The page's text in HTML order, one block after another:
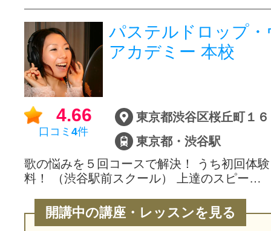
パステルドロップ
アカデミー 本校
4.66
口コミ 4件
東京都・渋谷駅
歌の悩みを５回コースで解決！ うち初回体
料！ （渋谷駅前スクール） 上達のスピー…
開講中の講座・レッスンを見る